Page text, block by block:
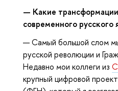
— Какие трансформации
современного русского
— Самый большой слом
русской революции и
Недавно мои коллеги из
крупный цифровой